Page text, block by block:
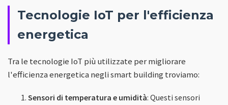
Tecnologie IoT per l'efficienza
energetica
Tra le tecnologie IoT più utilizzate per migliorare
l'efficienza energetica negli smart building troviamo:
Sensori di temperatura e umidità: Questi sensori